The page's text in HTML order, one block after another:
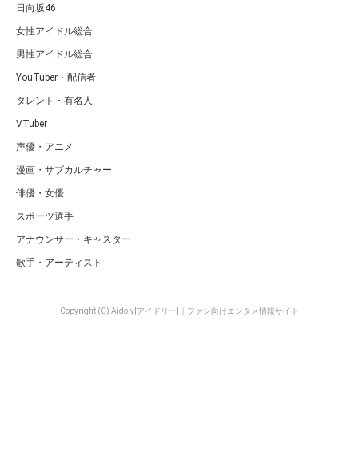
日向坂46
女性アイドル総合
男性アイドル総合
YouTuber・配信者
タレント・有名人
VTuber
声優・アニメ
漫画・サブカルチャー
俳優・女優
スポーツ選手
アナウンサー・キャスター
歌手・アーティスト
Copyright (C) Aidoly[アイドリー]｜ファン向けエンタメ情報サイト